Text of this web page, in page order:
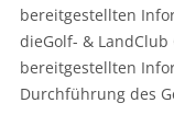
bereitgestellten
dieGolf- &
bereitgestellten
Durchführung des